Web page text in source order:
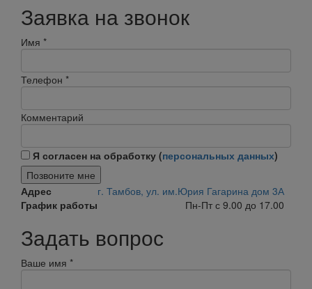
Заявка на звонок
Имя *
Телефон *
Комментарий
Я согласен на обработку (персональных данных)
Позвоните мне
Адрес
г. Тамбов, ул. им.Юрия Гагарина дом 3А
График работы
Пн-Пт с 9.00 до 17.00
Задать вопрос
Ваше имя *